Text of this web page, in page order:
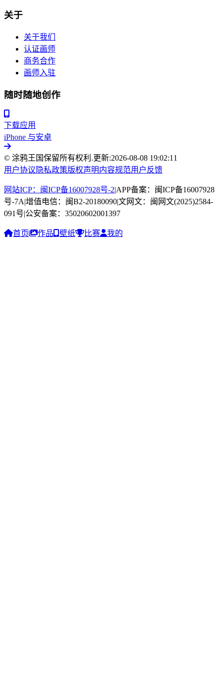
关于
关于我们
认证画师
商务合作
画师入驻
随时随地创作
下载应用
iPhone 与安卓
© 涂鸦王国保留所有权利.更新:2026-08-08 19:02:11
用户协议 隐私政策版权声明内容规范用户反馈
网站ICP：闽ICP备16007928号-2|APP备案：闽ICP备16007928
号-7A|增值电信：闽B2-20180090|文网文：闽网文(2025)2584-
091号|公安备案：35020602001397
首页 作品 壁纸 比赛 我的